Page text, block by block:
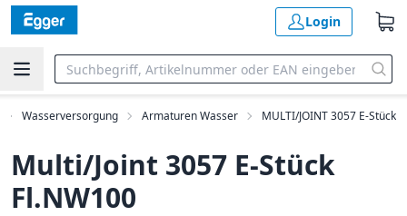
Login
Wasserversorgung Armaturen Wasser MULTI/JOINT 3057 E-Stück
Multi/Joint 3057 E-Stück
Fl.NW100